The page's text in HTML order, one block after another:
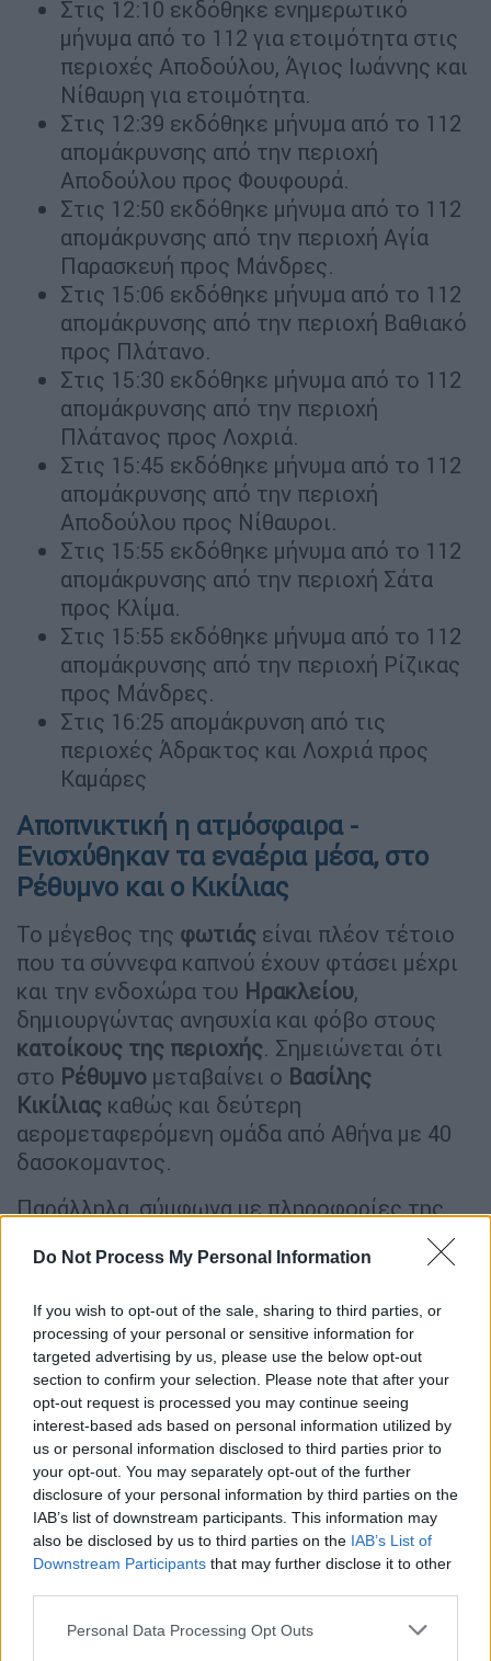
Do Not Process My Personal Information
If you wish to opt-out of the sale, sharing to third parties, or
processing of your personal or sensitive information for
targeted advertising by us, please use the below opt-out
section to confirm your selection. Please note that after your
opt-out request is processed you may continue seeing
interest-based ads based on personal information utilized by
us or personal information disclosed to third parties prior to
your opt-out. You may separately opt-out of the further
disclosure of your personal information by third parties on the
IAB’s list of downstream participants. This information may
also be disclosed by us to third parties on the IAB’s List of
Downstream Participants that may further disclose it to other
Please note that this website/app uses one or more Google
Personal Data Processing Opt Outs
Στις 12:10 εκδόθηκε ενημερωτικό
μήνυμα από το 112 για ετοιμότητα στις
περιοχές Αποδούλου, Άγιος Ιωάννης και
Νίθαυρη για ετοιμότητα.
Στις 12:39 εκδόθηκε μήνυμα από το 112
απομάκρυνσης από την περιοχή
Αποδούλου προς Φουφουρά.
Στις 12:50 εκδόθηκε μήνυμα από το 112
απομάκρυνσης από την περιοχή Αγία
Παρασκευή προς Μάνδρες.
Στις 15:06 εκδόθηκε μήνυμα από το 112
απομάκρυνσης από την περιοχή Βαθιακό
προς Πλάτανο.
Στις 15:30 εκδόθηκε μήνυμα από το 112
απομάκρυνσης από την περιοχή
Πλάτανος προς Λοχριά.
Στις 15:45 εκδόθηκε μήνυμα από το 112
απομάκρυνσης από την περιοχή
Αποδούλου προς Νίθαυροι.
Στις 15:55 εκδόθηκε μήνυμα από το 112
απομάκρυνσης από την περιοχή Σάτα
προς Κλίμα.
Στις 15:55 εκδόθηκε μήνυμα από το 112
απομάκρυνσης από την περιοχή Ρίζικας
προς Μάνδρες.
Στις 16:25 απομάκρυνση από τις
περιοχές Άδρακτος και Λοχριά προς
Καμάρες
Αποπνικτική η ατμόσφαιρα -
Ενισχύθηκαν τα εναέρια μέσα, στο
Ρέθυμνο και ο Κικίλιας
Το μέγεθος της φωτιάς είναι πλέον τέτοιο
που τα σύννεφα καπνού έχουν φτάσει μέχρι
και την ενδοχώρα του Ηρακλείου,
δημιουργώντας ανησυχία και φόβο στους
κατοίκους της περιοχής. Σημειώνεται ότι
στο Ρέθυμνο μεταβαίνει ο Βασίλης
Κικίλιας καθώς και δεύτερη
αερομεταφερόμενη ομάδα από Αθήνα με 40
δασοκομαντος.
Παράλληλα, σύμφωνα με πληροφορίες της
ενισχύονται περαιτέρω από Ρόδο και
Ελευσίνα οι εναέριες δυνάμεις που
αέρος συνδράμουν 13 αεροσκάφη και 9
ελικόπτερα, εκ των οποίων τα δύο
ελικόπτερα για το συντονισμό τους.
Επιπλέον επιχειρούν αυτή τη στιγμή
συνολικά 250 πυροσβέστες με 14 ομάδες
δασοκομάντος, 54 οχήματα και εθελοντές.
Συνδράμουν υδροφόρες και μηχανήματα
έργου των Ενόπλων Δυνάμεων και της
Περιφέρειας Κρήτης.